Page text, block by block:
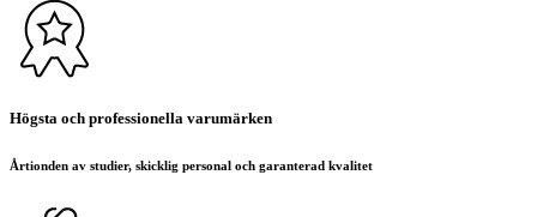
Högsta och professionella varumärken
Årtionden av studier, skicklig personal och garanterad kvalitet